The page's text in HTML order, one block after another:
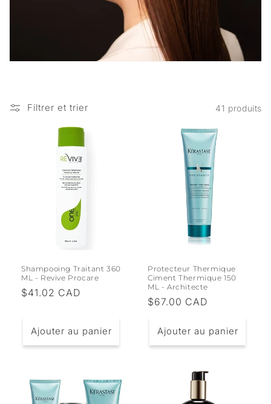
n
Filtrer et trier 41 produits
Shampooing Traitant 360
ML - Revive Procare
Prix
$41.02 CAD
Ajouter au panier
Protecteur Thermique
Ciment Thermique 150
ML - Architecte
Prix
$67.00 CAD
Ajouter au panier